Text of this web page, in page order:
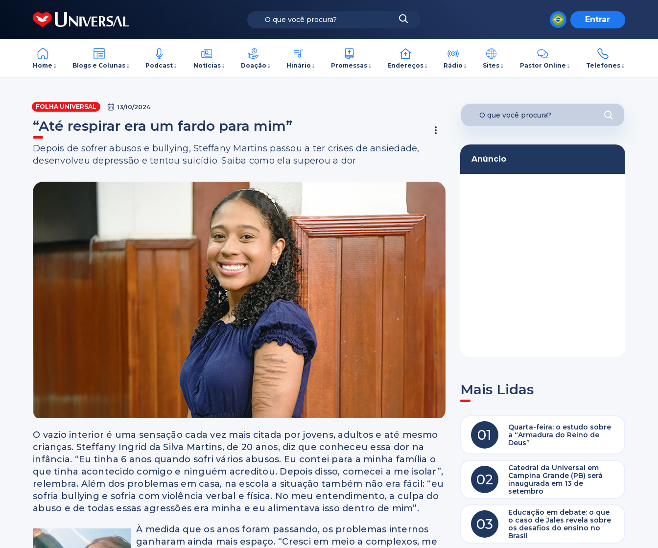
Entrar
Home Blogs e Colunas Podcast Notícias Doação Hinário Promessas Endereços Rádio Sites Pastor Online Telefones
FOLHA UNIVERSAL 13/10/2024
“Até respirar era um fardo para mim”
Depois de sofrer abusos e bullying, Steffany Martins passou a ter crises de ansiedade,
desenvolveu depressão e tentou suicídio. Saiba como ela superou a dor
O vazio interior é uma sensação cada vez mais citada por jovens, adultos e até mesmo
crianças. Steffany Ingrid da Silva Martins, de 20 anos, diz que conheceu essa dor na
infância. “Eu tinha 6 anos quando sofri vários abusos. Eu contei para a minha família o
que tinha acontecido comigo e ninguém acreditou. Depois disso, comecei a me isolar”,
relembra. Além dos problemas em casa, na escola a situação também não era fácil: “eu
sofria bullying e sofria com violência verbal e física. No meu entendimento, a culpa do
abuso e de todas essas agressões era minha e eu alimentava isso dentro de mim”.
À medida que os anos foram passando, os problemas internos
ganharam ainda mais espaço. “Cresci em meio a complexos, me
Anúncio
Mais Lidas
01
Quarta-feira: o estudo sobre
a “Armadura do Reino de
Deus”
02
Catedral da Universal em
Campina Grande (PB) será
inaugurada em 13 de
setembro
03
Educação em debate: o que
o caso de Jales revela sobre
os desafios do ensino no
Brasil